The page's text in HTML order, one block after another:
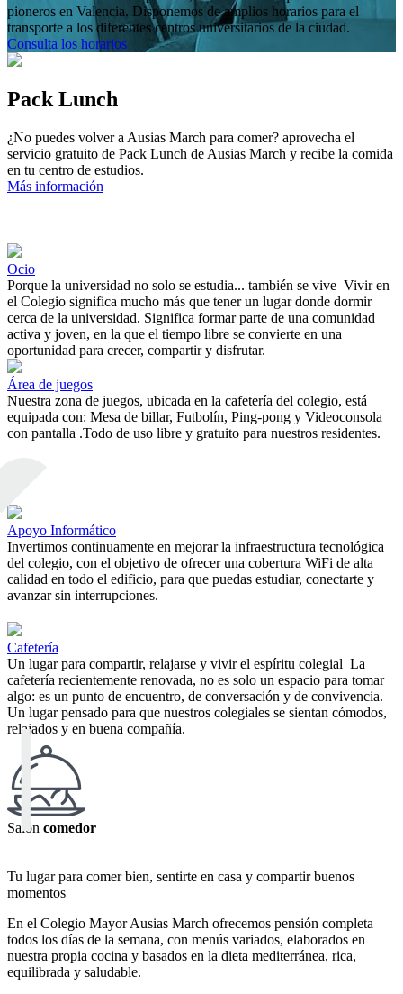
pioneros en Valencia. Disponemos de amplios horarios para el
transporte a los diferentes centros universitarios de la ciudad.
Consulta los horarios
PackLunch
¿No puedes volver a Ausias March para comer? aprovecha el
servicio gratuito de Pack Lunch de Ausias March y recibe la comida
en tu centro de estudios.
Más información
Ocio
Porque la universidad no solo se estudia... también se vive Vivir en
el Colegio significa mucho más que tenerun lugardonde dormir
cerca de la universidad. Significa formarparte de una comunidad
activa y joven, en la que el tiempo libre se convierte en una
oportunidad para crecer, compartiry disfrutar.
Área de juegos
Nuestra zona de juegos, ubicada en la cafetería del colegio, está
equipada con: Mesa de billar, Futbolín, Ping-pong y Videoconsola
con pantalla .Todo de uso libre y gratuito para nuestros residentes.
Apoyo Informático
Invertimos continuamente en mejorar la infraestructura tecnológica
del colegio, con el objetivo de ofrecer una cobertura WiFi de alta
calidad en todo el edificio, para que puedas estudiar, conectarte y
avanzarsin interrupciones.
Cafetería
Un lugarpara compartir, relajarse y vivirel espíritu colegial La
cafetería recientemente renovada, no es solo un espacio para tomar
algo: es un punto de encuentro, de conversación y de convivencia.
Un lugarpensado para que nuestros colegiales se sientan cómodos,
relajados y en buena compañía.
Salón comedor
Tu lugarpara comerbien, sentirte en casa y compartirbuenos
momentos
En el Colegio MayorAusias March ofrecemos pensión completa
todos los días de la semana, con menús variados, elaborados en
nuestra propia cocina y basados en la dieta mediterránea, rica,
equilibrada y saludable.